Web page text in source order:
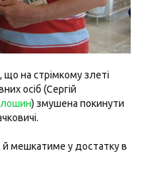
на стрімкому злеті
осіб (Сергій
) змушена покинути
мешкатиме у достатку в